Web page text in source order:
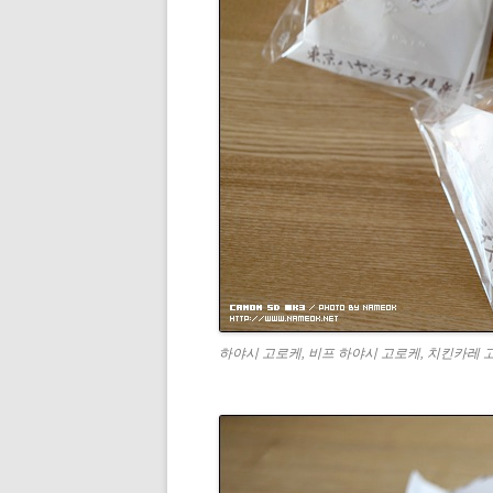
하야시 고로케, 비프 하야시 고로케, 치킨카레